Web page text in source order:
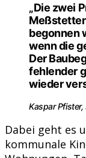
„Die zwei
begonnen
wenn die
Der
fehlender
wieder
Kaspar
Dabei geht es
kommunale